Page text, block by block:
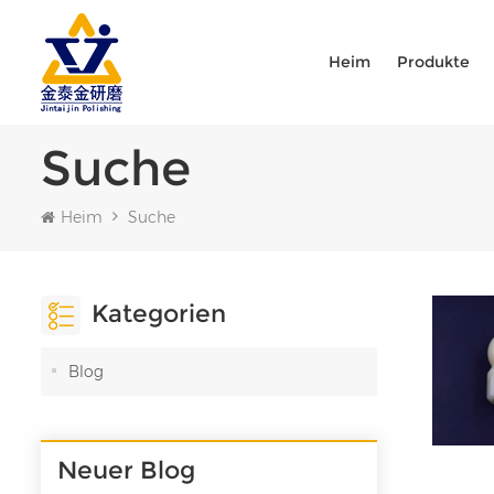
Heim Produkte
Suche
Heim Suche
Kategorien
Blog
Neuer Blog